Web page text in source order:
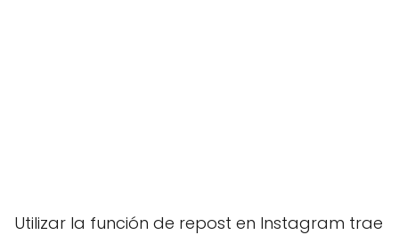
Utilizar la función de repost en Instagram trae